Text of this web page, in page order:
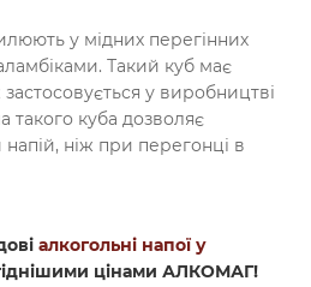
у мідних перегінних
Такий куб має
у виробництві
такого куба дозволяє
ніж при перегонці в
алкогольні напої у
цінами АЛКОМАГ!